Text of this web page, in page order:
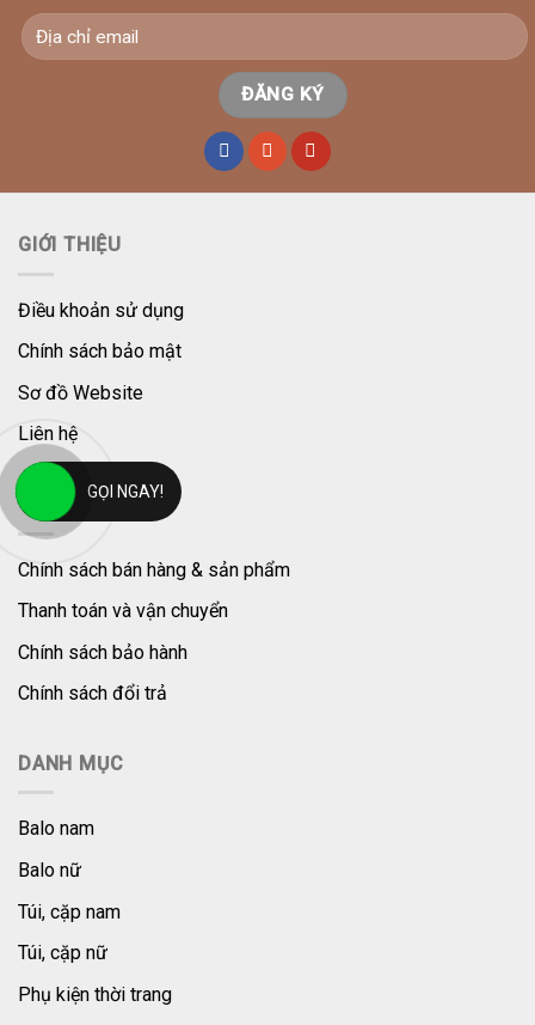
GIỚI THIỆU
Điều khoản sử dụng
Chính sách bảo mật
Sơ đồ Website
Liên hệ
TRỢ GIÚP
Chính sách bán hàng & sản phẩm
Thanh toán và vận chuyển
Chính sách bảo hành
Chính sách đổi trả
DANH MỤC
Balo nam
Balo nữ
Túi, cặp nam
Túi, cặp nữ
Phụ kiện thời trang
GỌI NGAY!